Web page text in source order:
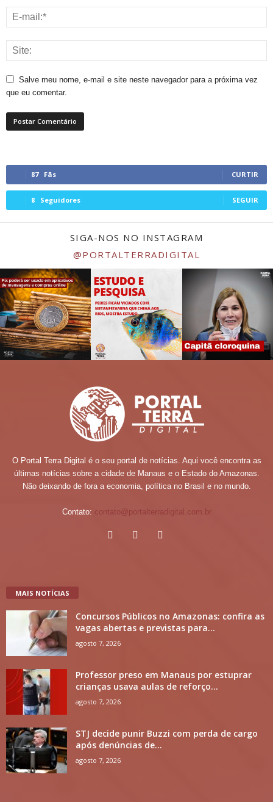
Salve meu nome, e-mail e site neste navegador para a próxima vez
que eu comentar.
87 Fãs CURTIR
8 Seguidores SEGUIR
SIGA-NOS NO INSTAGRAM
@PORTALTERRADIGITAL
O Portal Terra Digital é o seu portal de notícias. Aqui você encontra as
últimas notícias sobre a cidade de Manaus e o Estado do Amazonas.
Não deixando de fora a economia, política no Brasil e no mundo.
Contato: contato@portalterradigital.com.br
MAIS NOTÍCIAS
Concursos Públicos no Amazonas: confira as
vagas abertas e previstas para...
agosto 7, 2026
Professor preso em Manaus por estuprar
crianças usava aulas de reforço...
agosto 7, 2026
STJ decide punir Buzzi com perda de cargo
após denúncias de...
agosto 7, 2026